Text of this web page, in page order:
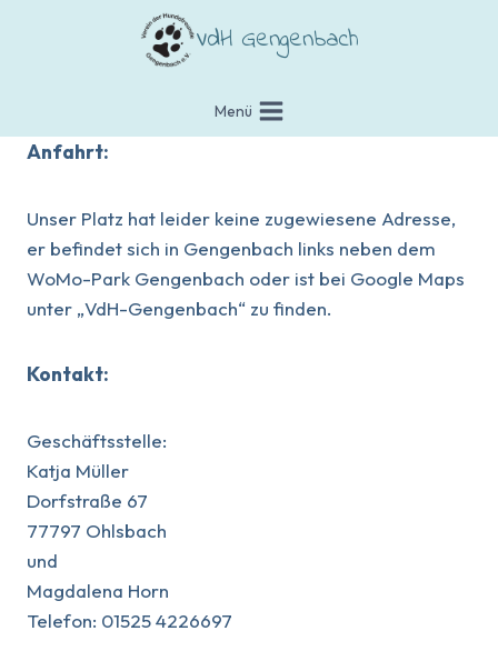
VdH Gengenbach
Menü
Anfahrt:
Unser Platz hat leider keine zugewiesene Adresse,
er befindet sich in Gengenbach links neben dem
WoMo-Park Gengenbach oder ist bei Google Maps
unter „VdH-Gengenbach“ zu finden.
Kontakt:
Geschäftsstelle:
Katja Müller
Dorfstraße 67
77797 Ohlsbach
und
Magdalena Horn
Telefon: 01525 4226697